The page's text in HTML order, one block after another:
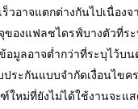
ร็วอาจแตกต่างกันไปเนื่อง
ของแฟลชไดรฟ์บางตัวที่ร
อมูลอาจต่ำกว่าที่ระบุไว้บ
ประกันแบบจำกัดเงื่อนไขค
ใหม่ที่ยังไม่ได้ใช้งานจะแ